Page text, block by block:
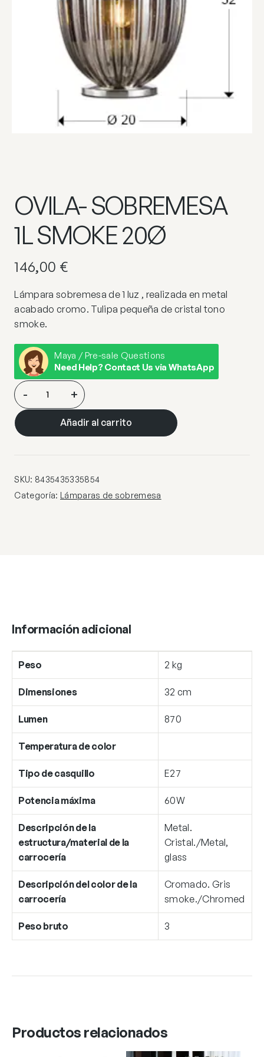
OVILA- SOBREMESA
1L SMOKE 20Ø
146,00 €
Lámpara sobremesa de 1 luz , realizada en metal
acabado cromo. Tulipa pequeña de cristal tono
smoke.
Maya / Pre-sale Questions
Need Help? Contact Us via WhatsApp
OVILA-
SOBREMESA
1L
SMOKE
- +
Añadir al carrito
SKU: 8435435335854
Categoría: Lámparas de sobremesa
Información adicional
Peso 2 kg
Dimensiones 32 cm
Lumen 870
Temperatura de color
Tipo de casquillo E27
Potencia máxima 60W
Descripción de la
estructura/material de la
carrocería
Metal.
Cristal./Metal,
glass
Descripción del color de la
carrocería
Cromado. Gris
smoke./Chromed
Peso bruto 3
Productos relacionados